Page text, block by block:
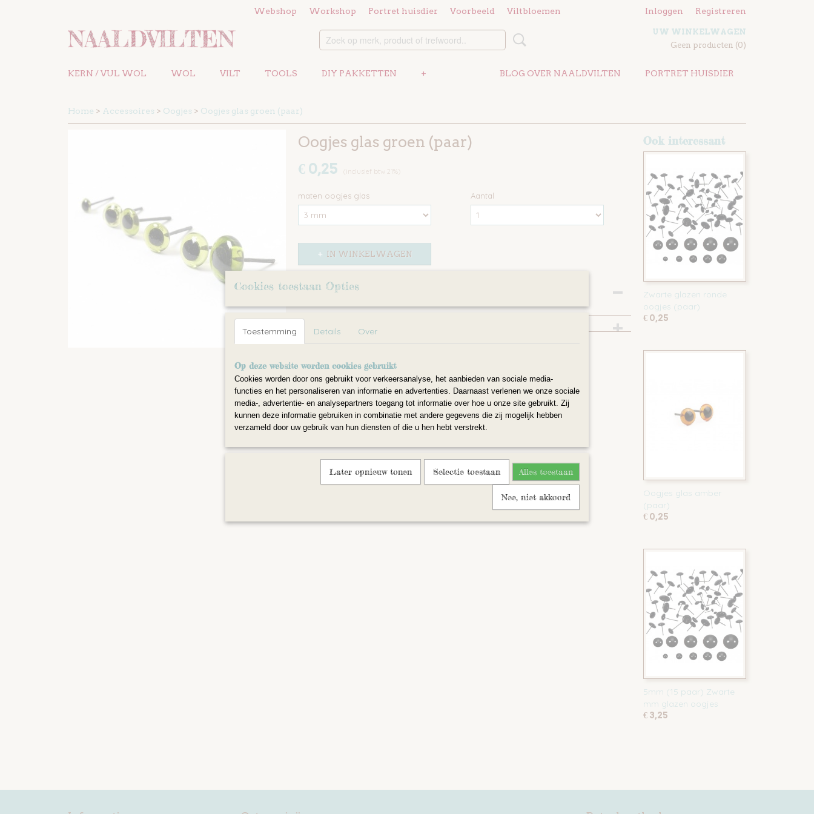
Webshop Workshop Portret huisdier Voorbeeld Viltbloemen Inloggen Registreren
UW WINKELWAGEN
Geen producten (0)
PORTRET HUISDIER
BLOG OVER NAALDVILTEN
KERN / VUL WOL WOL VILT TOOLS DIY PAKKETTEN +
Home > Accessoires > Oogjes > Oogjes glas groen (paar)
Oogjes glas groen (paar)
€ 0,25 (inclusief btw 21%)
maten oogjes glas Aantal
IN WINKELWAGEN
Omschrijving
Reacties
Ook interessant
Zwarte glazen ronde
oogjes (paar)
€ 0,25
Oogjes glas amber
(paar)
€ 0,25
5mm (15 paar) Zwarte
mm glazen oogjes
€ 3,25
Cookies toestaan Opties
Toestemming Details Over
Op deze website worden cookies gebruikt
Cookies worden door ons gebruikt voor verkeersanalyse, het aanbieden van sociale media-
functies en het personaliseren van informatie en advertenties. Daarnaast verlenen we onze sociale
media-, advertentie- en analysepartners toegang tot informatie over hoe u onze site gebruikt. Zij
kunnen deze informatie gebruiken in combinatie met andere gegevens die zij mogelijk hebben
verzameld door uw gebruik van hun diensten of die u hen hebt verstrekt.
Later opnieuw tonen Selectie toestaan Alles toestaan
Nee, niet akkoord